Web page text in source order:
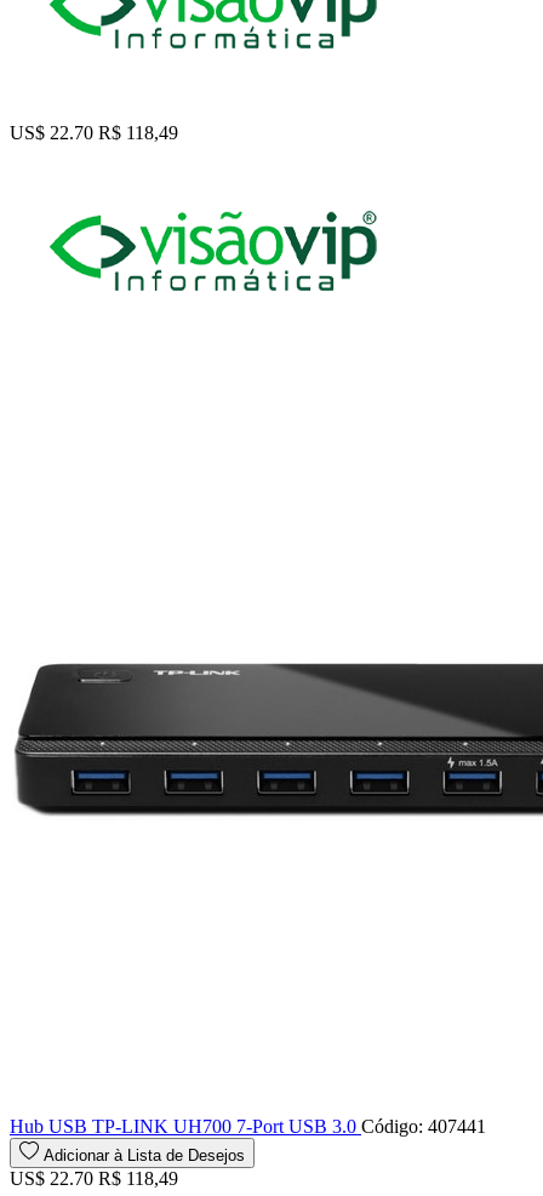
US$ 22.70 R$ 118,49
Hub USB TP-LINK UH700 7-Port USB 3.0 Código: 407441
Adicionar à Lista de Desejos
US$ 22.70 R$ 118,49